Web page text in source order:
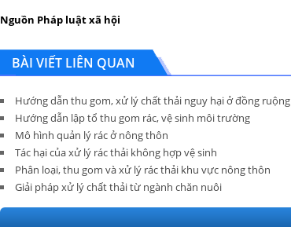
Nguồn Pháp luật xã hội
BÀI VIẾT LIÊN QUAN
Hướng dẫn thu gom, xử lý chất thải nguy hại ở đồng ruộng
Hướng dẫn lập tổ thu gom rác, vệ sinh môi trường
Mô hình quản lý rác ở nông thôn
Tác hại của xử lý rác thải không hợp vệ sinh
Phân loại, thu gom và xử lý rác thải khu vực nông thôn
Giải pháp xử lý chất thải từ ngành chăn nuôi